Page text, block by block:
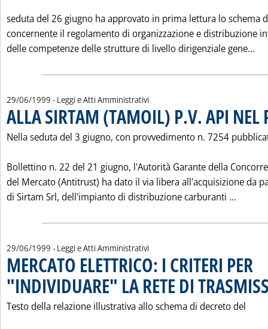
seduta del 26 giugno ha approvato in prima lettura lo schema
concernente il regolamento di organizzazione e distribuzione
delle competenze delle strutture di livello dirigenziale gene...
29/06/1999 - Leggi e Atti Amministrativi
ALLA SIRTAM (TAMOIL) P.V. API NEL
Nella seduta del 3 giugno, con provvedimento n. 7254
Bollettino n. 22 del 21 giugno, l'Autorità Garante della
del Mercato (Antitrust) ha dato il via libera all'acquisizione da
di Sirtam Srl, dell'impianto di distribuzione carburanti ...
29/06/1999 - Leggi e Atti Amministrativi
MERCATO ELETTRICO: I CRITERI PER
"INDIVIDUARE" LA RETE DI
Testo della relazione illustrativa allo schema di decreto del